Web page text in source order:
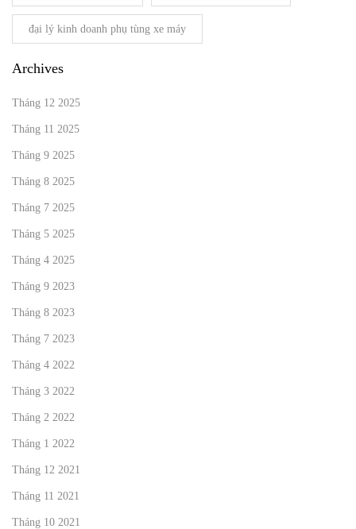
đại lý kinh doanh phụ tùng xe máy
Archives
Tháng 12 2025
Tháng 11 2025
Tháng 9 2025
Tháng 8 2025
Tháng 7 2025
Tháng 5 2025
Tháng 4 2025
Tháng 9 2023
Tháng 8 2023
Tháng 7 2023
Tháng 4 2022
Tháng 3 2022
Tháng 2 2022
Tháng 1 2022
Tháng 12 2021
Tháng 11 2021
Tháng 10 2021